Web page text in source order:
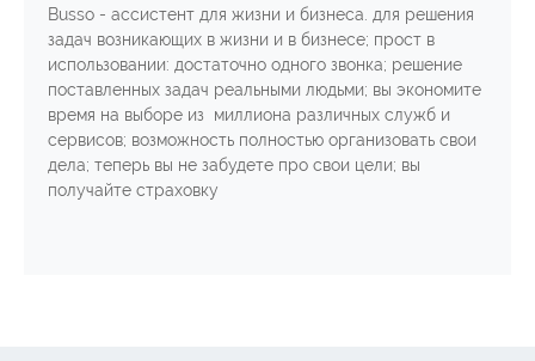
Busso - ассистент для жизни и бизнеса. для решения
задач возникающих в жизни и в бизнесе; прост в
использовании: достаточно одного звонка; решение
поставленных задач реальными людьми; вы экономите
время на выборе из миллиона различных служб и
сервисов; возможность полностью организовать свои
дела; теперь вы не забудете про свои цели; вы
получайте страховку